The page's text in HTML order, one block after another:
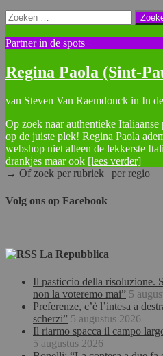
Zoeken
naar:
Partner in de spots
Regina Paola (Sint-
van Steven Van Raemdonck in In
Op zoek naar authentieke
op de juiste plek! Regina Paola
webshop niet alleen de lekkerste
drankjes maar ook [lees verder]
→ Of zoek per rubriek | per regio
Volg ons op Facebook
La Repubblica
Il pasticcio della risoluzione.
non la voteremo mai” 5
Preferenze, c’è l’intesa a
scherzi” 5 augustus 2026
Il riarmo spacca il campo
5 augustus 2026